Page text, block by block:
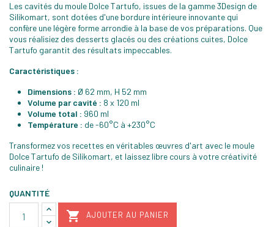
Les cavités du moule Dolce Tartufo, issues de la gamme 3Design de
Silikomart, sont dotées d'une bordure intérieure innovante qui
confère une légère forme arrondie à la base de vos préparations. Que
vous réalisiez des desserts glacés ou des créations cuites, Dolce
Tartufo garantit des résultats impeccables.
Caractéristiques :
Dimensions : Ø 62 mm, H 52 mm
Volume par cavité : 8 x 120 ml
Volume total : 960 ml
Température : de -60°C à +230°C
Transformez vos recettes en véritables œuvres d'art avec le moule
Dolce Tartufo de Silikomart, et laissez libre cours à votre créativité
culinaire !
QUANTITÉ
 AJOUTER AU PANIER